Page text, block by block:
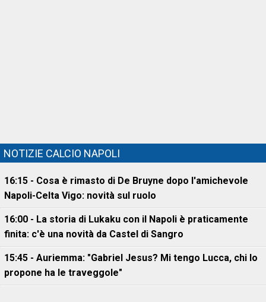
NOTIZIE CALCIO NAPOLI
16:15 - Cosa è rimasto di De Bruyne dopo l'amichevole
Napoli-Celta Vigo: novità sul ruolo
16:00 - La storia di Lukaku con il Napoli è praticamente
finita: c'è una novità da Castel di Sangro
15:45 - Auriemma: "Gabriel Jesus? Mi tengo Lucca, chi lo
propone ha le traveggole"